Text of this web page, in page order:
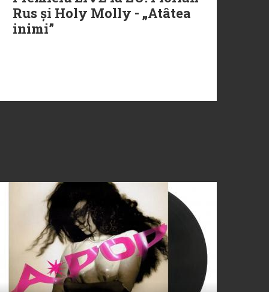
Rus și Holy Molly - „Atâtea
inimi”